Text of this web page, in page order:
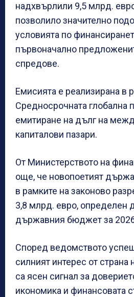
надхвърлили 9,5 млрд.
позволило значително
условията по
първоначално
спредове.
Емисията е реализирана в
Средносрочната глобална
емитиране на дълг на
капиталови пазари.
От Министерството на
още, че новопоетият
в рамките на законово
3,8 млрд. евро, определен
държавния бюджет за
Според ведомството
силният интерес от страна
са ясен сигнал за
икономика и финансовата